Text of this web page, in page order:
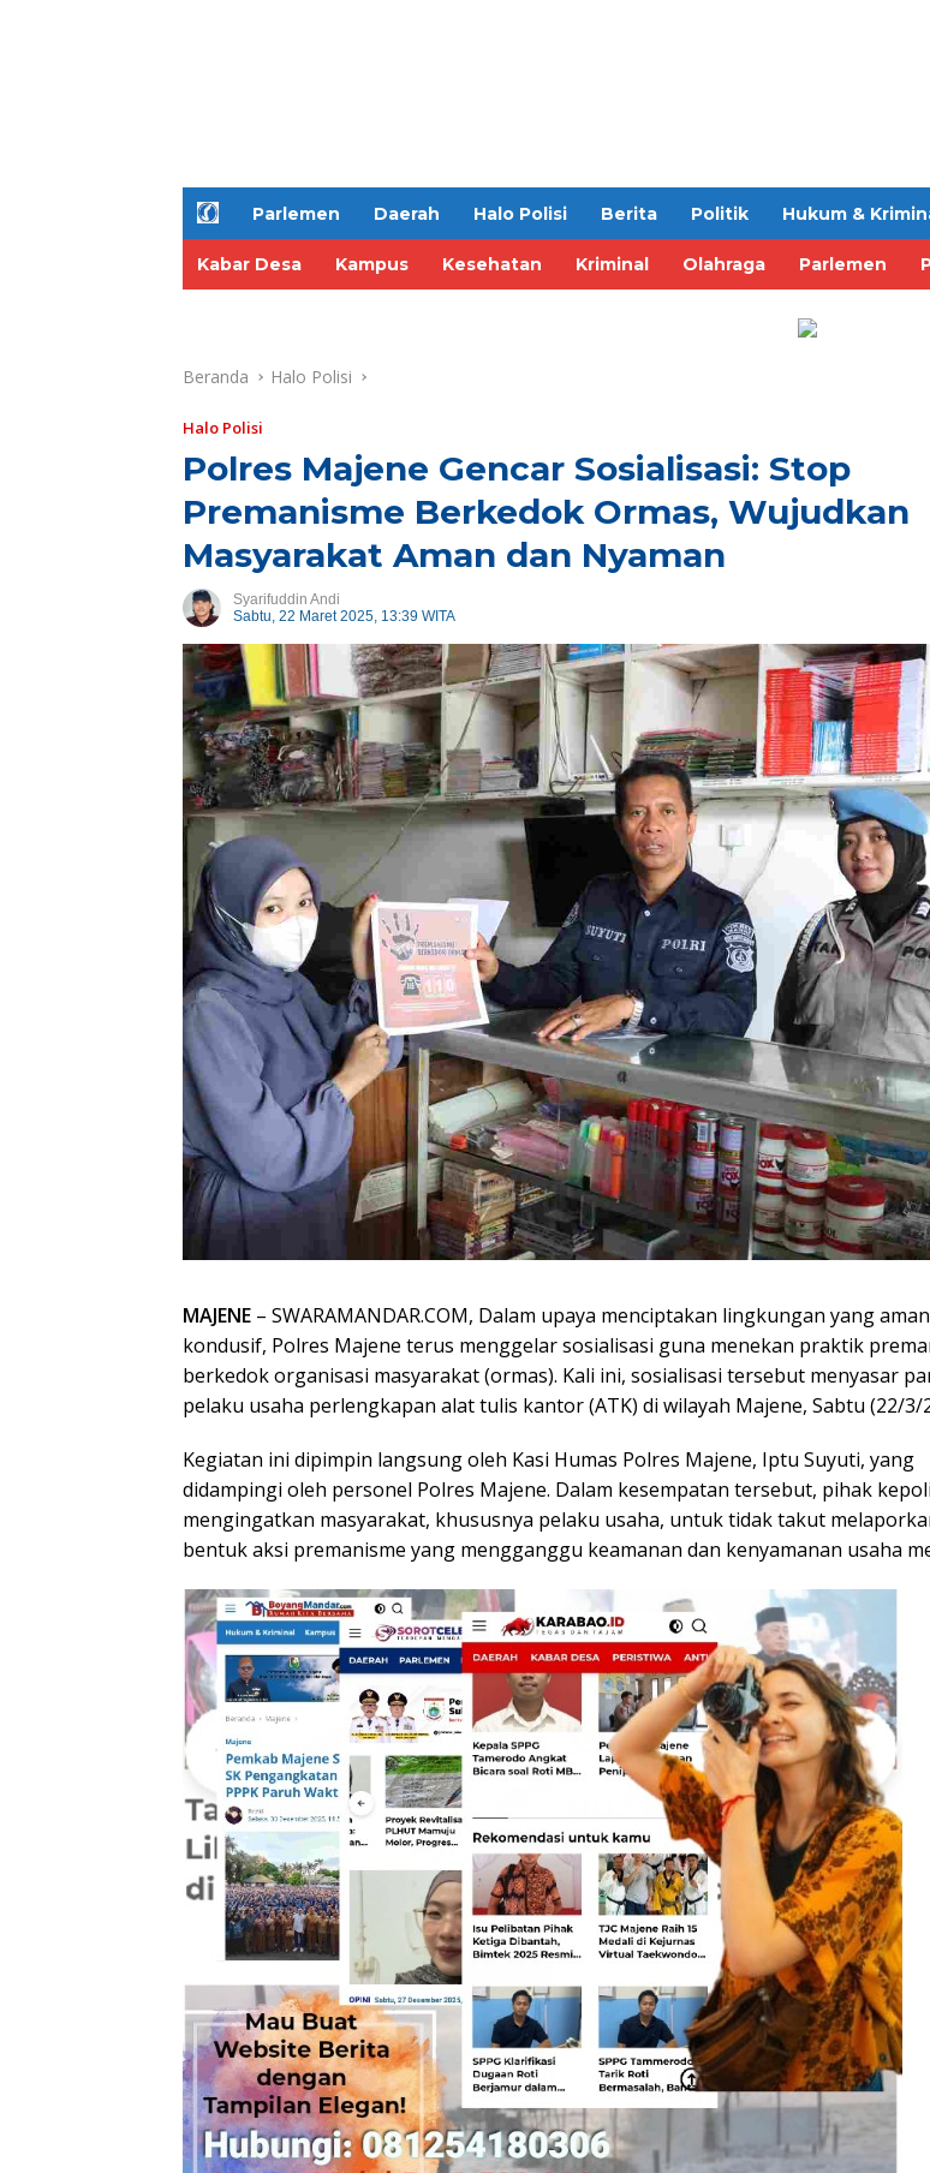
H
m
e
Parlemen Daerah Halo Polisi Berita Politik Hukum &
Kabar Desa Kampus Kesehatan Kriminal Olahraga Parlemen
Beranda Halo Polisi
Halo Polisi
Polres Majene Gencar Sosialisasi: Stop
Premanisme Berkedok Ormas, Wujudkan
Masyarakat Aman dan Nyaman
Syarifuddin Andi
Sabtu, 22 Maret 2025, 13:39 WITA
MAJENE – SWARAMANDAR.COM, Dalam upaya menciptakan lingkungan yang
kondusif, Polres Majene terus menggelar sosialisasi guna menekan praktik
berkedok organisasi masyarakat (ormas). Kali ini, sosialisasi tersebut menyasar
pelaku usaha perlengkapan alat tulis kantor (ATK) di wilayah Majene, Sabtu (22/3/
Kegiatan ini dipimpin langsung oleh Kasi Humas Polres Majene, Iptu Suyuti, yang
didampingi oleh personel Polres Majene. Dalam kesempatan tersebut, pihak
mengingatkan masyarakat, khususnya pelaku usaha, untuk tidak takut
bentuk aksi premanisme yang mengganggu keamanan dan kenyamanan usaha